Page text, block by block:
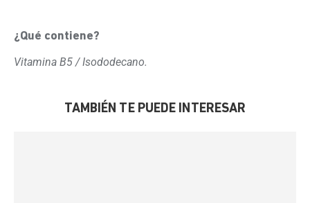
¿Qué contiene?
Vitamina B5 / Isododecano.
TAMBIÉN TE PUEDE INTERESAR